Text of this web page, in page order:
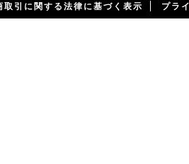
取引に関する法律に基づく表示 プラ